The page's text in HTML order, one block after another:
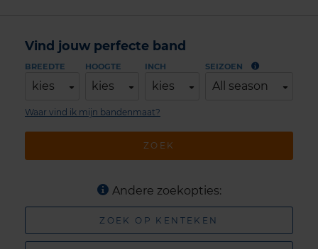
Vind jouw perfecte band
BREEDTE
kies
HOOGTE
kies
INCH
kies
SEIZOEN
All season
ZOEK
Waar vind ik mijn bandenmaat?
Andere zoekopties:
ZOEK OP KENTEKEN